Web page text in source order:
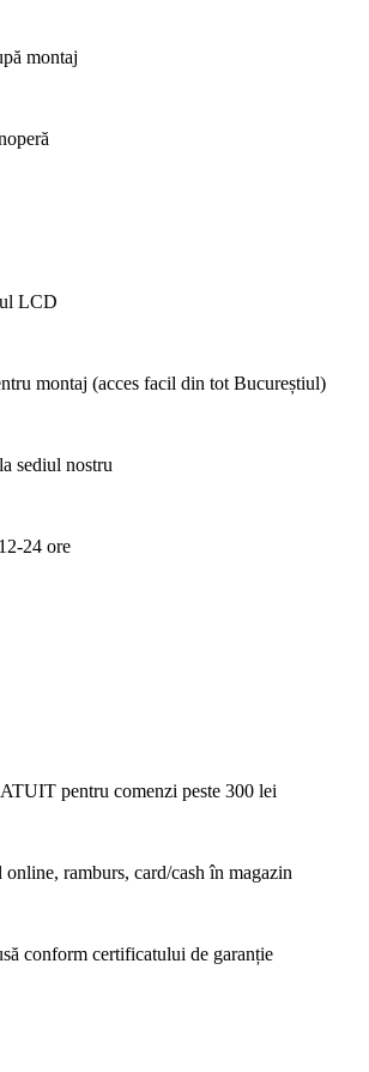
montaj
LCD
montaj (acces facil din tot Bucureștiul)
sediul nostru
24 ore
pentru comenzi peste 300 lei
ramburs, card/cash în magazin
conform certificatului de garanție